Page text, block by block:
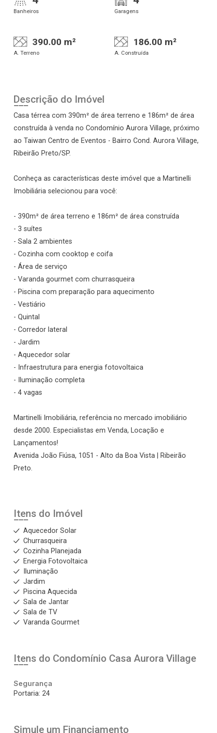
Banheiros Garagens
390.00 m²
A. Terreno
186.00 m²
A. Construída
Descrição do Imóvel
Casa térrea com 390m² de área terreno e 186m² de área
construída à venda no Condomínio Aurora Village, próximo
ao Taiwan Centro de Eventos - Bairro Cond. Aurora Village,
Ribeirão Preto/SP.
Conheça as características deste imóvel que a Martinelli
Imobiliária selecionou para você:
- 390m² de área terreno e 186m² de área construída
- 3 suítes
- Sala 2 ambientes
- Cozinha com cooktop e coifa
- Área de serviço
- Varanda gourmet com churrasqueira
- Piscina com preparação para aquecimento
- Vestiário
- Quintal
- Corredor lateral
- Jardim
- Aquecedor solar
- Infraestrutura para energia fotovoltaica
- Iluminação completa
- 4 vagas
Martinelli Imobiliária, referência no mercado imobiliário
desde 2000. Especialistas em Venda, Locação e
Lançamentos!
Avenida João Fiúsa, 1051 - Alto da Boa Vista | Ribeirão
Preto.
Itens do Imóvel
Aquecedor Solar
Churrasqueira
Cozinha Planejada
Energia Fotovoltaica
Iluminação
Jardim
Piscina Aquecida
Sala de Jantar
Sala de TV
Varanda Gourmet
Itens do Condomínio Casa Aurora Village
Segurança
Portaria: 24
Simule um Financiamento